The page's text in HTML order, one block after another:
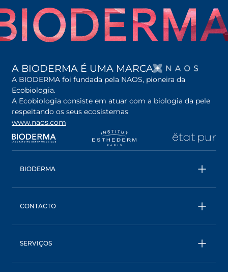
A BIODERMA É UMA MARCA
A BIODERMA foi fundada pela NAOS, pioneira da
Ecobiologia.
A Ecobiologia consiste em atuar com a biologia da pele
respeitando os seus ecosistemas
www.naos.com
opens in a new tab opens in a new tab
BIODERMA
Água Micelar
BIODERMA: uma marca NAOS
CONTACTO
SERVIÇOS